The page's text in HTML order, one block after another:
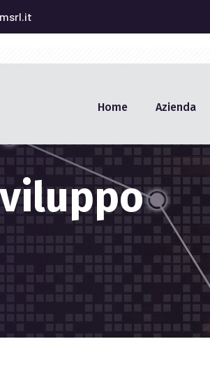
Home Azienda